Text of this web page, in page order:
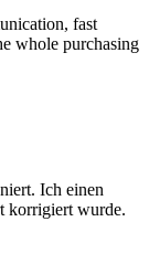
fast
whole purchasing
Ich einen
korrigiert wurde.